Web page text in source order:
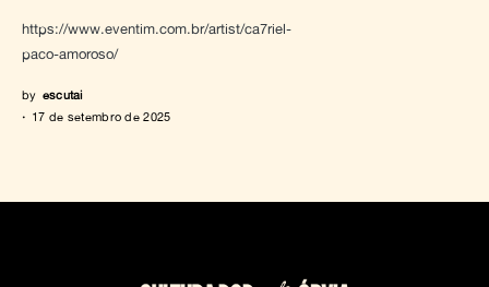
https://www.eventim.com.br/artist/ca7riel-
paco-amoroso/
by escutai
17 de setembro de 2025